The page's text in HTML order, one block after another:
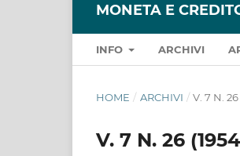
MONETA E
INFO ARCHIVI
HOME / ARCHIVI / V. 7 N. 26
V. 7 N. 26